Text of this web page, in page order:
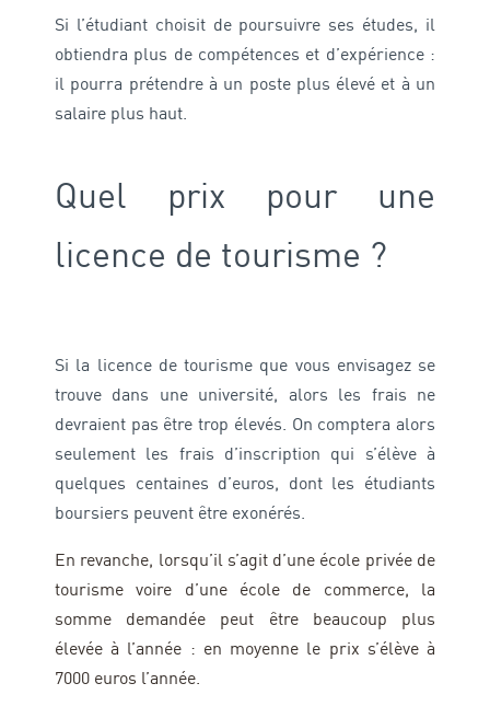
Si l’étudiant choisit de poursuivre ses études, il
obtiendra plus de compétences et d’expérience :
il pourra prétendre à un poste plus élevé et à un
salaire plus haut.
Quel prix pour une
licence de tourisme ?
Si la licence de tourisme que vous envisagez se
trouve dans une université, alors les frais ne
devraient pas être trop élevés. On comptera alors
seulement les frais d’inscription qui s’élève à
quelques centaines d’euros, dont les étudiants
boursiers peuvent être exonérés.
En revanche, lorsqu’il s’agit d’une école privée de
tourisme voire d’une école de commerce, la
somme demandée peut être beaucoup plus
élevée à l’année : en moyenne le prix s’élève à
7000 euros l’année.